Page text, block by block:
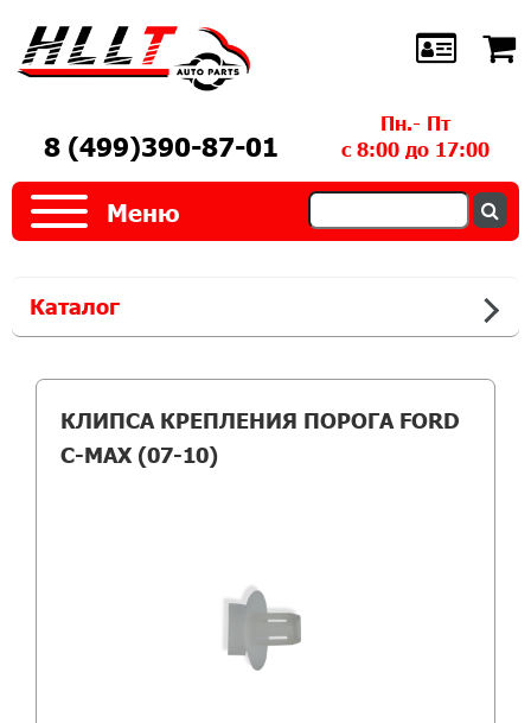
8 (499)390-87-01
Пн.- Пт
с 8:00 до 17:00
Меню
Каталог
КЛИПСА КРЕПЛЕНИЯ ПОРОГА FORD
C-MAX (07-10)